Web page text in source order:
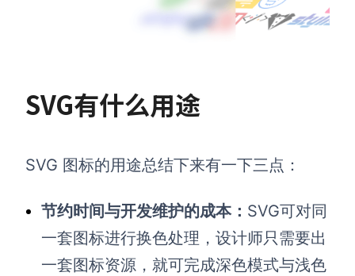
SVG有什么用途
SVG 图标的用途总结下来有一下三点：
节约时间与开发维护的成本： SVG可对同
一套图标进行换色处理，设计师只需要出
一套图标资源，就可完成深色模式与浅色